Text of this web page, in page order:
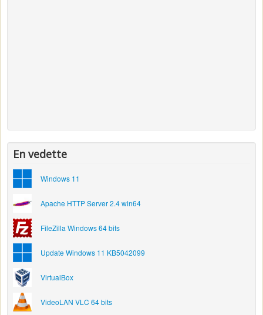
En vedette
Windows 11
Apache HTTP Server 2.4 win64
FileZilla Windows 64 bits
Update Windows 11 KB5042099
VirtualBox
VideoLAN VLC 64 bits